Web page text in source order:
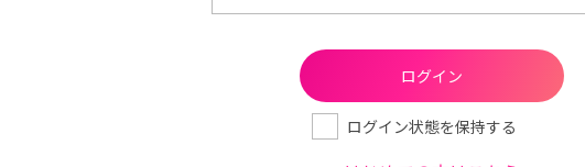
ログイン状態を保持する